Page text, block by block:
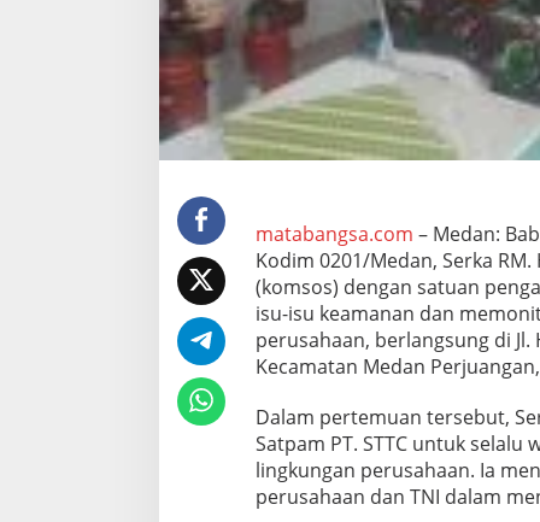
r
K
m
s
o
s
n
g
a
n
S
a
t
p
m
P
T
.
S
matabangsa.com – Medan:
Kodim 0201/Medan, Serka
(komsos) dengan satuan
isu-isu keamanan dan
perusahaan, berlangsung di
Kecamatan Medan
Dalam pertemuan tersebut,
Satpam PT. STTC untuk
lingkungan perusahaan. Ia
perusahaan dan TNI dalam